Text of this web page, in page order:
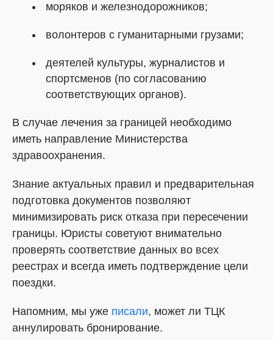
моряков и железнодорожников;
волонтеров с гуманитарными грузами;
деятелей культуры, журналистов и
спортсменов (по согласованию
соответствующих органов).
В случае лечения за границей необходимо
иметь направление Министерства
здравоохранения.
Знание актуальных правил и предварительная
подготовка документов позволяют
минимизировать риск отказа при пересечении
границы. Юристы советуют внимательно
проверять соответствие данных во всех
реестрах и всегда иметь подтверждение цели
поездки.
Напомним, мы уже писали, может ли ТЦК
аннулировать бронирование.